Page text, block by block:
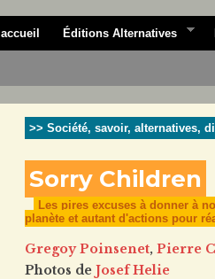
accueil Éditions Alternatives
>> Société, savoir, alternatives,
Sorry Children
Les pires excuses à donner à
planète et autant d'actions pour
Gregoy Poinsenet, Pierre
Photos de Josef Helie